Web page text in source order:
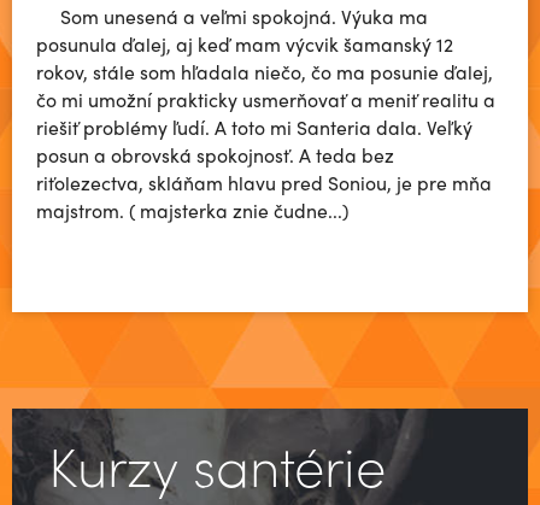
Som unesená a veľmi spokojná. Výuka ma
posunula ďalej, aj keď mam výcvik šamanský 12
rokov, stále som hľadala niečo, čo ma posunie ďalej,
čo mi umožní prakticky usmerňovať a meniť realitu a
riešiť problémy ľudí. A toto mi Santeria dala. Veľký
posun a obrovská spokojnosť. A teda bez
riťolezectva, skláňam hlavu pred Soniou, je pre mňa
majstrom. ( majsterka znie čudne...)
Kurzy santérie